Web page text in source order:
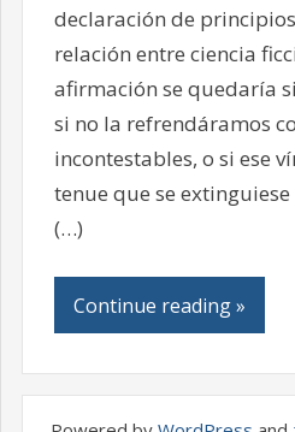
declaración de
relación entre ciencia
afirmación se quedaría
si no la refrendáramos
incontestables, o si ese
tenue que se
(…)
Continue reading »